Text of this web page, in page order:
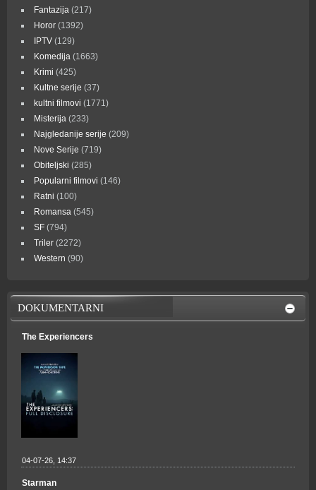
Fantazija (217)
Horor (1392)
IPTV (129)
Komedija (1663)
Krimi (425)
Kultne serije (37)
kultni filmovi (1771)
Misterija (233)
Najgledanije serije (209)
Nove Serije (719)
Obiteljski (285)
Popularni filmovi (146)
Ratni (100)
Romansa (545)
SF (794)
Triler (2272)
Western (90)
DOKUMENTARNI
The Experiencers
04-07-26, 14:37
Starman